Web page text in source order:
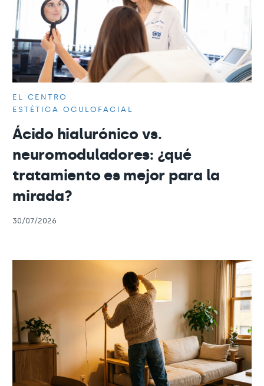
EL CENTRO
ESTÉTICA OCULOFACIAL
Ácido hialurónico vs.
neuromoduladores: ¿qué
tratamiento es mejor para la
mirada?
30/07/2026